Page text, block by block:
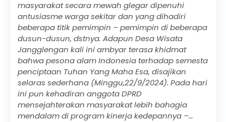
masyarakat secara mewah glegar dipenuhi
antusiasme warga sekitar dan yang dihadiri
beberapa titik pemimpin – pemimpin di beberapa
dusun-dusun, dstnya. Adapun Desa Wisata
Jangglengan kali ini ambyar terasa khidmat
bahwa pesona alam Indonesia terhadap semesta
penciptaan Tuhan Yang Maha Esa, disajikan
selaras sederhana (Minggu,22/9/2024). Pada hari
ini pun kehadiran anggota DPRD
mensejahterakan masyarakat lebih bahagia
mendalam di program kinerja kedepannya –…